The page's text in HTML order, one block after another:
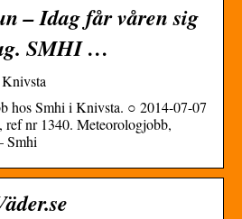
– Idag får våren sig
SMHI …
hos Smhi i Knivsta. ○ 2014-07-07
ref nr 1340. Meteorologjobb,
Smhi